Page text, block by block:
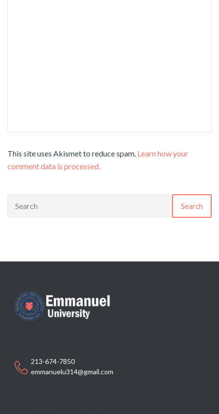
This site uses Akismet to reduce spam. Learn how your
comment data is processed.
Search
213-674-7850
emmanuelu314@gmail.com